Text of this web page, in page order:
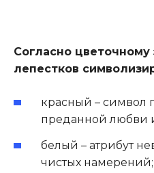
Согласно цветочному
лепестков
красный – символ
преданной любви
белый – атрибут
чистых намерений;